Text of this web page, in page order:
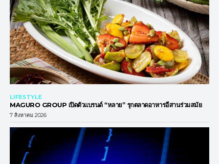
LIFESTYLE
MAGURO GROUP เปิดตัวแบรนด์ “หลาย” รุกตลาดอาหารอีสานร่วมสมัย
7 สิงหาคม 2026